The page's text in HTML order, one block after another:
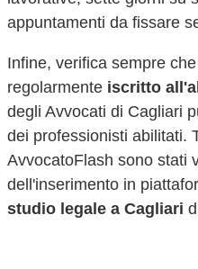
appuntamenti da fissare
Infine, verifica sempre
regolarmente iscritto
degli Avvocati di Cagliari
dei professionisti abilitati.
AvvocatoFlash sono stati
dell'inserimento in
studio legale a Cagliari